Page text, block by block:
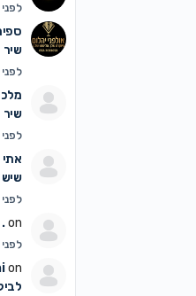
לפני 23 שעות, 29 דקות
לפני 1 יום
לפני 1 יום, 2 שעות
אתי
שיש
לפני 1 יום, 3 שעות
.on
לפני 1 יום, 4 שעות
on